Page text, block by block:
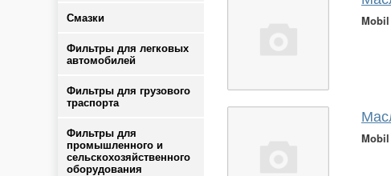
Смазки
Фильтры для легковых
автомобилей
Фильтры для грузового
траспорта
Фильтры для
промышленного и
сельскохозяйственного
оборудования
Mobil
Mobil